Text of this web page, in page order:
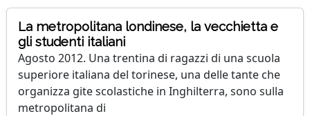
La metropolitana londinese, la vecchietta e
gli studenti italiani
Agosto 2012. Una trentina di ragazzi di una scuola
superiore italiana del torinese, una delle tante che
organizza gite scolastiche in Inghilterra, sono sulla
metropolitana di